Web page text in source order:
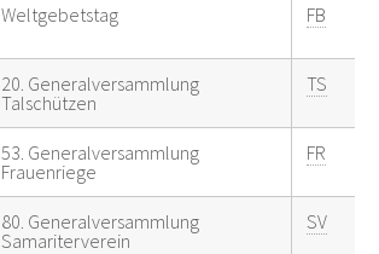
Weltgebetstag FB
20. Generalversammlung
Talschützen
TS
53. Generalversammlung
Frauenriege
FR
80. Generalversammlung
Samariterverein
SV